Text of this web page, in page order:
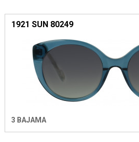
1921 SUN 80249
3 BAJAMA